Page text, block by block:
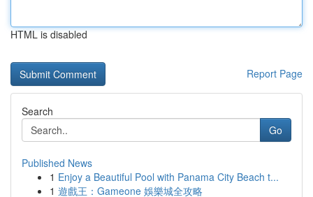
HTML is disabled
Report Page
Search
Go
Published News
1 Enjoy a Beautiful Pool with Panama City Beach t...
1 遊戲王：Gameone 娛樂城全攻略